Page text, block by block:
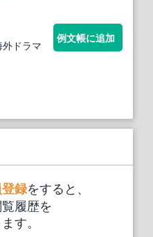
ドラマ
例文帳に追加
録をすると、
履歴を
す。